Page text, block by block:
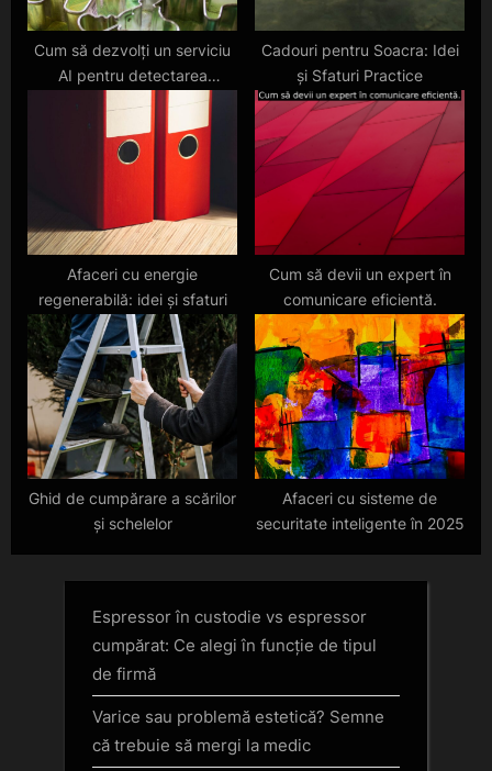
:
Cum să dezvolți un serviciu
AI pentru detectarea
fraudelor
Cadouri pentru Soacra: Idei
și Sfaturi Practice
Afaceri cu energie
regenerabilă: idei și sfaturi
Cum să devii un expert în
comunicare eficientă.
Ghid de cumpărare a scărilor
și schelelor
Afaceri cu sisteme de
securitate inteligente în 2025
Espressor în custodie vs espressor
cumpărat: Ce alegi în funcție de tipul
de firmă
Varice sau problemă estetică? Semne
că trebuie să mergi la medic